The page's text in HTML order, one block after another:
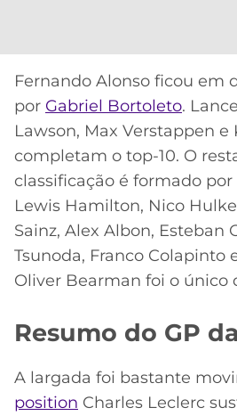
Fernando Alonso ficou em
por Gabriel Bortoleto.
Lawson, Max Verstappen
completam o top-10. O
classificação é formado por
Lewis Hamilton, Nico
Sainz, Alex Albon, Esteban
Tsunoda, Franco Colapinto
Oliver Bearman foi o único
Resumo do GP
A largada foi bastante
position Charles Leclerc